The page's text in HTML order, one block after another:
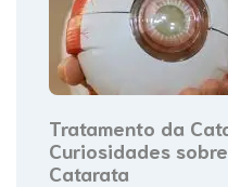
Tratamento da
Curiosidades
Catarata